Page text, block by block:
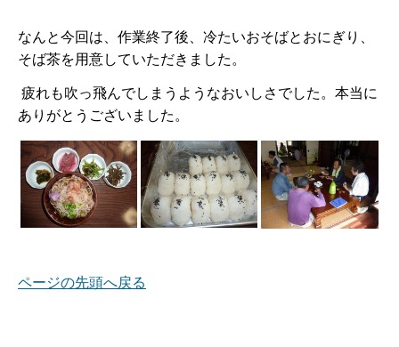
なんと今回は、作業終了後、冷たいおそばとおにぎり、
そば茶を用意していただきました。
疲れも吹っ飛んでしまうようなおいしさでした。本当に
ありがとうございました。
ページの先頭へ戻る